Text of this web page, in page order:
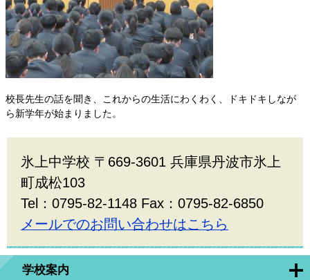
学校案内
校長先生の話を聞き、これからの生活にわくわく、ドキドキしなが
ら新学年が始まりました。
氷上中学校 〒669-3601 兵庫県丹波市氷上
町成松103
Tel：0795-82-1148 Fax：0795-82-6850
メールでのお問い合わせはこちら